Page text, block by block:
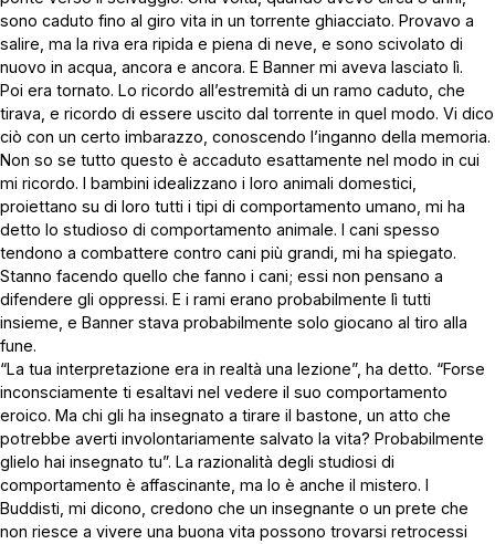
sono caduto fino al giro vita in un torrente ghiacciato. Provavo a
salire, ma la riva era ripida e piena di neve, e sono scivolato di
nuovo in acqua, ancora e ancora. E Banner mi aveva lasciato lì.
Poi era tornato. Lo ricordo all’estremità di un ramo caduto, che
tirava, e ricordo di essere uscito dal torrente in quel modo. Vi dico
ciò con un certo imbarazzo, conoscendo l’inganno della memoria.
Non so se tutto questo è accaduto esattamente nel modo in cui
mi ricordo. I bambini idealizzano i loro animali domestici,
proiettano su di loro tutti i tipi di comportamento umano, mi ha
detto lo studioso di comportamento animale. I cani spesso
tendono a combattere contro cani più grandi, mi ha spiegato.
Stanno facendo quello che fanno i cani; essi non pensano a
difendere gli oppressi. E i rami erano probabilmente lì tutti
insieme, e Banner stava probabilmente solo giocano al tiro alla
fune.
“La tua interpretazione era in realtà una lezione”, ha detto. “Forse
inconsciamente ti esaltavi nel vedere il suo comportamento
eroico. Ma chi gli ha insegnato a tirare il bastone, un atto che
potrebbe averti involontariamente salvato la vita? Probabilmente
glielo hai insegnato tu”. La razionalità degli studiosi di
comportamento è affascinante, ma lo è anche il mistero. I
Buddisti, mi dicono, credono che un insegnante o un prete che
non riesce a vivere una buona vita possono trovarsi retrocessi